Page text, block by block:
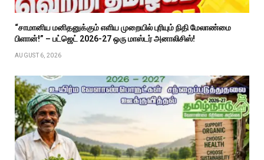
“சாமானிய மனிதனுக்கும் எளிய முறையில் புரியும் நிதி மேலாண்மை
பிளான்!” – பட்ஜெட் 2026-27 ஒரு மாஸ்டர் அனாலிசிஸ்!
AUGUST 6, 2026